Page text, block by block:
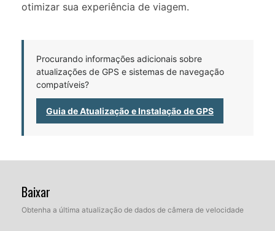
otimizar sua experiência de viagem.
Procurando informações adicionais sobre
atualizações de GPS e sistemas de navegação
compatíveis?
Guia de Atualização e Instalação de GPS
Baixar
Obtenha a última atualização de dados de câmera de velocidade